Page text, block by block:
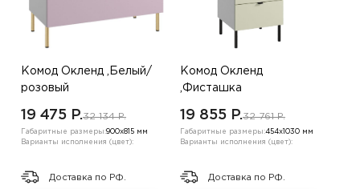
Комод Окленд ,Белый/
розовый
19 475 P.32 134 P.
Габаритные размеры:900х815 мм
Варианты исполнения (цвет):
Доставка по РФ.
Комод Окленд
,Фисташка
19 855 P.32 761 P.
Габаритные размеры:454х1030 мм
Варианты исполнения (цвет):
Доставка по РФ.